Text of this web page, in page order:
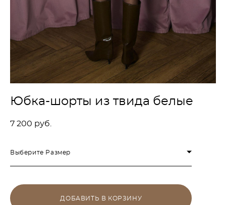
Юбка-шорты из твида белые
7 200 pуб.
Выберите Размер
ДОБАВИТЬ В КОРЗИНУ